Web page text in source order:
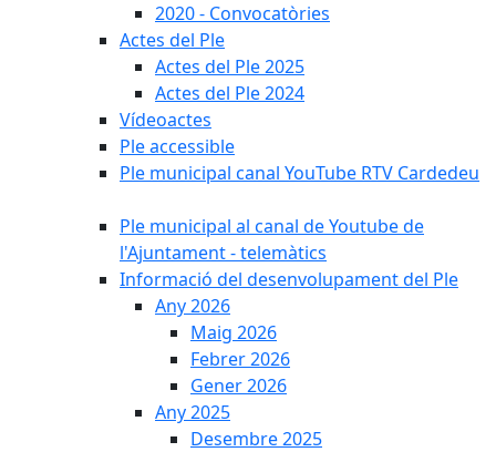
2020 - Convocatòries
Actes del Ple
Actes del Ple 2025
Actes del Ple 2024
Vídeoactes
Ple accessible
Ple municipal canal YouTube RTV Cardedeu
Ple municipal al canal de Youtube de
l'Ajuntament - telemàtics
Informació del desenvolupament del Ple
Any 2026
Maig 2026
Febrer 2026
Gener 2026
Any 2025
Desembre 2025